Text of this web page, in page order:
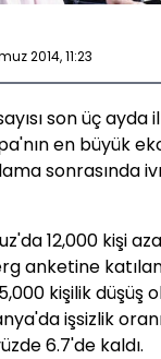
2014, 11:23
son üç ayda
en büyük
sonrasında
12,000 kişi
anketine
kişilik düşüş
işsizlik
6.7'de kaldı.